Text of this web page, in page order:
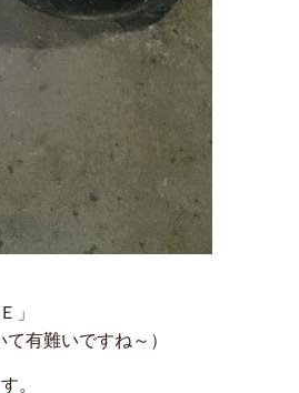
」
有難いですね～）
。